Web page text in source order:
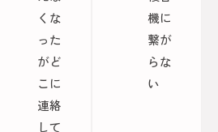
くな
った
がど
こに
連絡
して
機に
繋が
らな
い